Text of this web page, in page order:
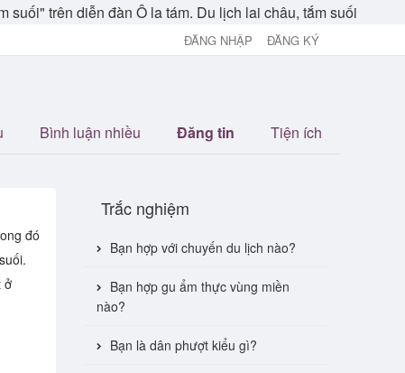
suối" trên diễn đàn Ô la tám. Du lịch lai châu, tắm suối
ĐĂNG NHẬP ĐĂNG KÝ
Bình luận nhiều Đăng tin Tiện ích
đó
ở
Trắc nghiệm
Bạn hợp với chuyến du lịch nào?
Bạn hợp gu ẩm thực vùng miền
nào?
Bạn là dân phượt kiểu gì?